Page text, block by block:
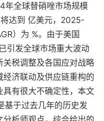
年全球替硝唑市场规模
达到 亿美元，2025-
）为 %。由于美国
引发全球市场重大波动
税调整及各国应对战略
济联动及供应链重构的
有很大不确定性，本文
于过去几年的历史发